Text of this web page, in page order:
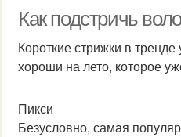
Как подстричь
Короткие стрижки в
хороши на лето, которое
Пикси
Безусловно, самая